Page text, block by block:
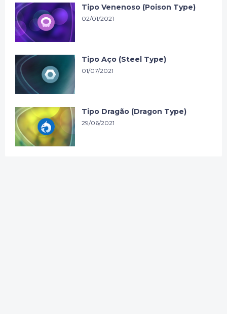
Tipo Venenoso (Poison Type)
02/01/2021
Tipo Aço (Steel Type)
01/07/2021
Tipo Dragão (Dragon Type)
29/06/2021